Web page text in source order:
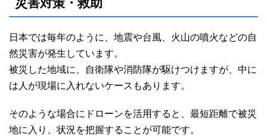
日本では毎年のように、地震や台風、火山の噴火などの自
然災害が発生しています。
被災した地域に、自衛隊や消防隊が駆けつけますが、中に
は人が現場に入れないケースもあります。
そのような場合にドローンを活用すると、最短距離で被災
地に入り、状況を把握することが可能です。